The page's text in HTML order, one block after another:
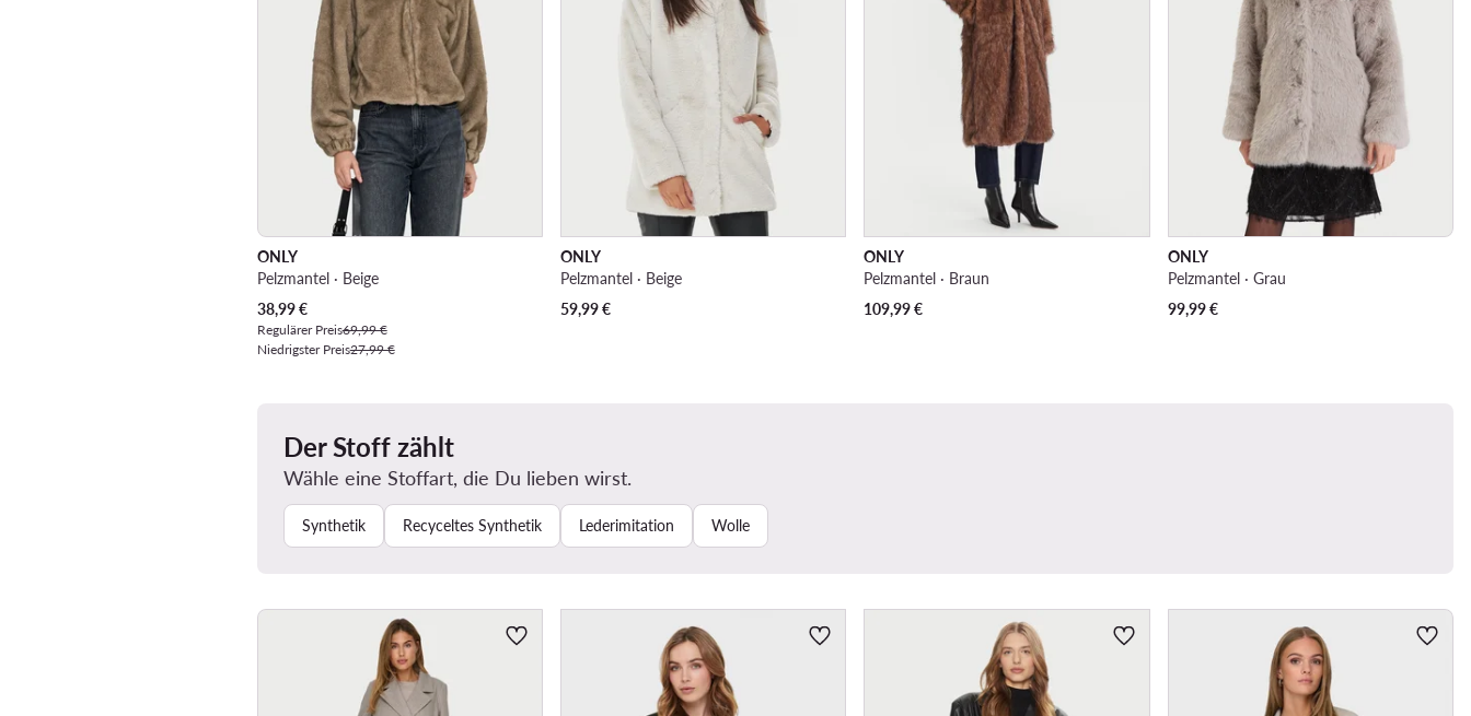
ONLY
Pelzmantel · Beige
Aktueller Preis
38,99€
Regulärer Preis69,99 €
Niedrigster Preis27,99 €
ONLY
Pelzmantel · Beige
59,99€
ONLY
Pelzmantel · Braun
109,99€
ONLY
Pelzmantel · Grau
99,99€
Der Stoff zählt
Wähle eine Stoffart, die Du lieben wirst.
Synthetik Recyceltes Synthetik Lederimitation Wolle